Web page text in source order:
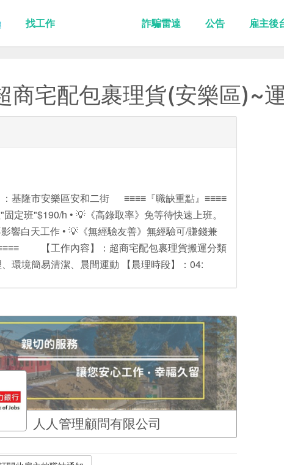
找工作 詐騙雷達 公告 雇主後
商宅配包裹理貨(安樂區)~
：基隆市安樂區安和二街 ≡≡≡≡『職缺重點』≡≡≡≡
定班"$190/h • 💡《高錄取率》免等待快速上班。
響白天工作 • 💡《無經驗友善》無經驗可/賺錢兼
【工作內容】：超商宅配包裹理貨搬運分類
環境簡易清潔、晨間運動 【晨理時段】：04:
人人管理顧問有限公司